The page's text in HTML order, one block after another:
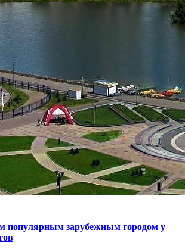
популярным зарубежным городом у